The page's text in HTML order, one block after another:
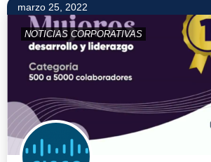
marzo 25, 2022
NOTICIAS CORPORATIVAS